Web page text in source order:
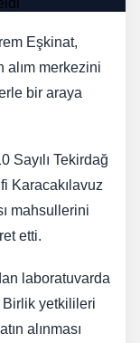
Eşkinat,
alım merkezini
bir araya
Sayılı Tekirdağ
Karacakılavuz
mahsullerini
etti.
laboratuvarda
yetkilileri
alınması